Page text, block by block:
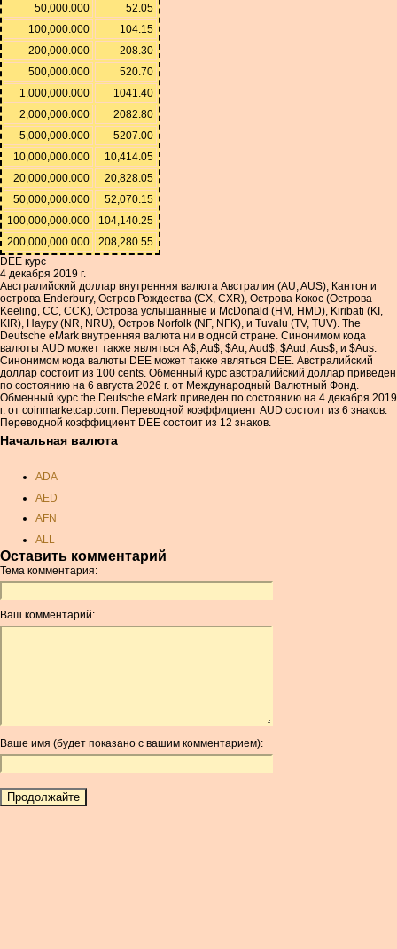
50,000.000
52.05
100,000.000
104.15
200,000.000
208.30
500,000.000
520.70
1,000,000.000
1041.40
2,000,000.000
2082.80
5,000,000.000
5207.00
10,000,000.000
10,414.05
20,000,000.000
20,828.05
50,000,000.000
52,070.15
100,000,000.000
104,140.25
200,000,000.000
208,280.55
DEE курс
4 декабря 2019 г.
Австралийский доллар внутренняя валюта Австралия (AU, AUS), Кантон и
острова Enderbury, Остров Рождества (CX, CXR), Острова Кокос (Острова
Keeling, CC, CCK), Острова услышанные и McDonald (HM, HMD), Kiribati (KI,
KIR), Науру (NR, NRU), Остров Norfolk (NF, NFK), и Tuvalu (TV, TUV). The
Deutsche eMark внутренняя валюта ни в одной стране. Синонимом кода
валюты AUD может также являться A$, Au$, $Au, Aud$, $Aud, Aus$, и $Aus.
Синонимом кода валюты DEE может также являться DEE. Австралийский
доллар состоит из 100 cents. Обменный курс австралийский доллар приведен
по состоянию на 6 августа 2026 г. от Международный Валютный Фонд.
Обменный курс the Deutsche eMark приведен по состоянию на 4 декабря 2019
г. от coinmarketcap.com. Переводной коэффициент AUD состоит из 6 знаков.
Переводной коэффициент DEE состоит из 12 знаков.
Начальная валюта
ADA
AED
AFN
ALL
AMD
ANC
ANG
AOA
AUR
AWG
BAM
Оставить комментарий
Тема комментария:
Ваш комментарий:
Ваше имя (будет показано с вашим комментарием):